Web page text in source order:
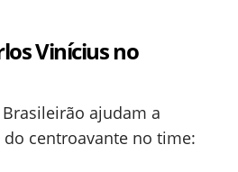
Vinícius no
ajudam a
centroavante no time: